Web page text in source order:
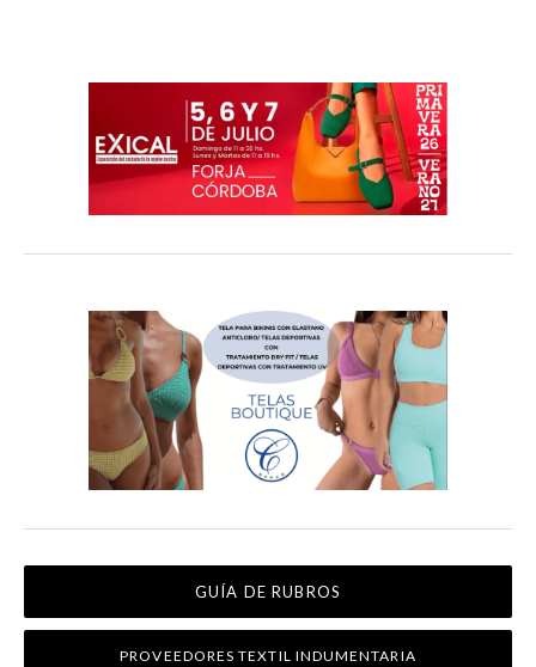
GUÍA DE RUBROS
PROVEEDORES TEXTIL INDUMENTARIA